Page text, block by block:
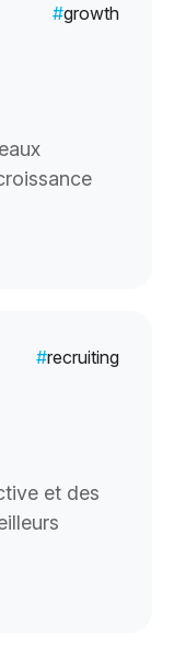
growth
recruiting
et des